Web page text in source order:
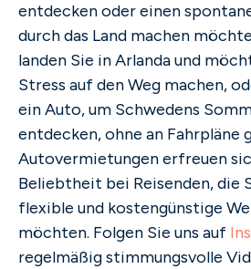
entdecken oder einen
durch das Land machen
landen Sie in Arlanda und
Stress auf den Weg machen,
ein Auto, um Schwedens
entdecken, ohne an Fahrpläne
Autovermietungen erfreuen
Beliebtheit bei Reisenden, die
flexible und kostengünstige
möchten. Folgen Sie uns auf
regelmäßig stimmungsvolle